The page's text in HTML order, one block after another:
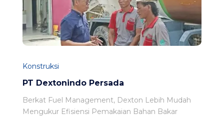
PT Dextonindo Persada
Konstruksi
Berkat Fuel Management, Dexton Lebih Mudah
Mengukur Efisiensi Pemakaian Bahan Bakar